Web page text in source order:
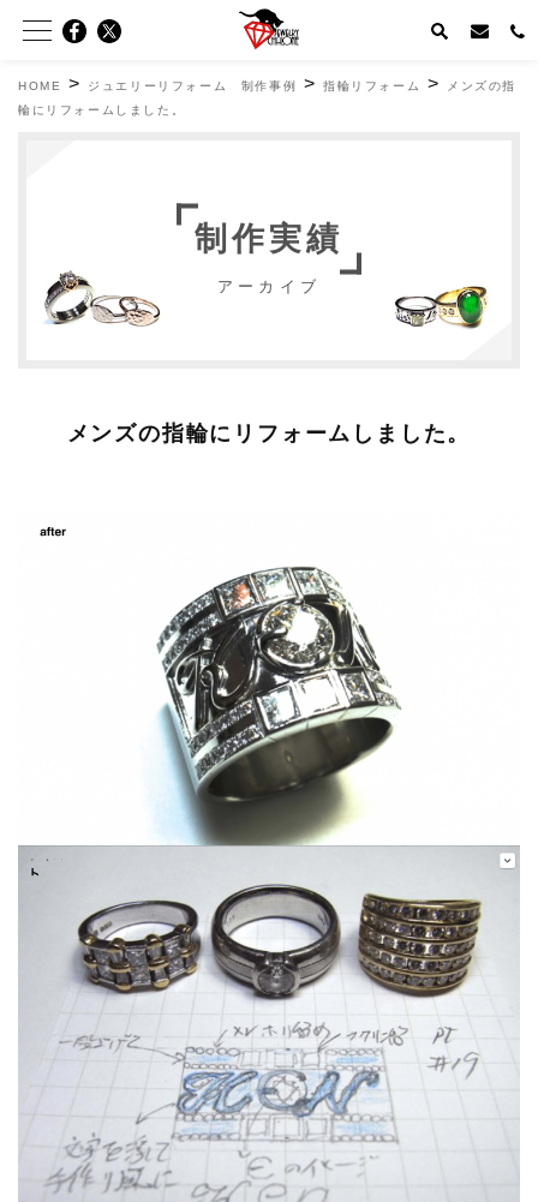
HOME > ジュエリーリフォーム 制作事例 >指輪リフォーム >
メンズの指
輪にリフォームしました。
制作実績
アーカイブ
メンズの指輪にリフォームしました。